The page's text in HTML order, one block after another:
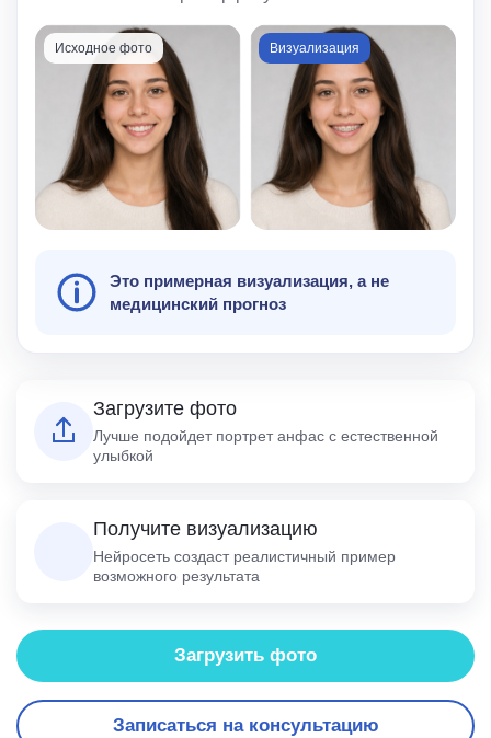
Исходное фото Визуализация
Это примерная визуализация, а не
медицинский прогноз
Загрузите фото
Лучше подойдет портрет анфас с естественной
улыбкой
Получите визуализацию
Нейросеть создаст реалистичный пример
возможного результата
Загрузить фото
Записаться на консультацию